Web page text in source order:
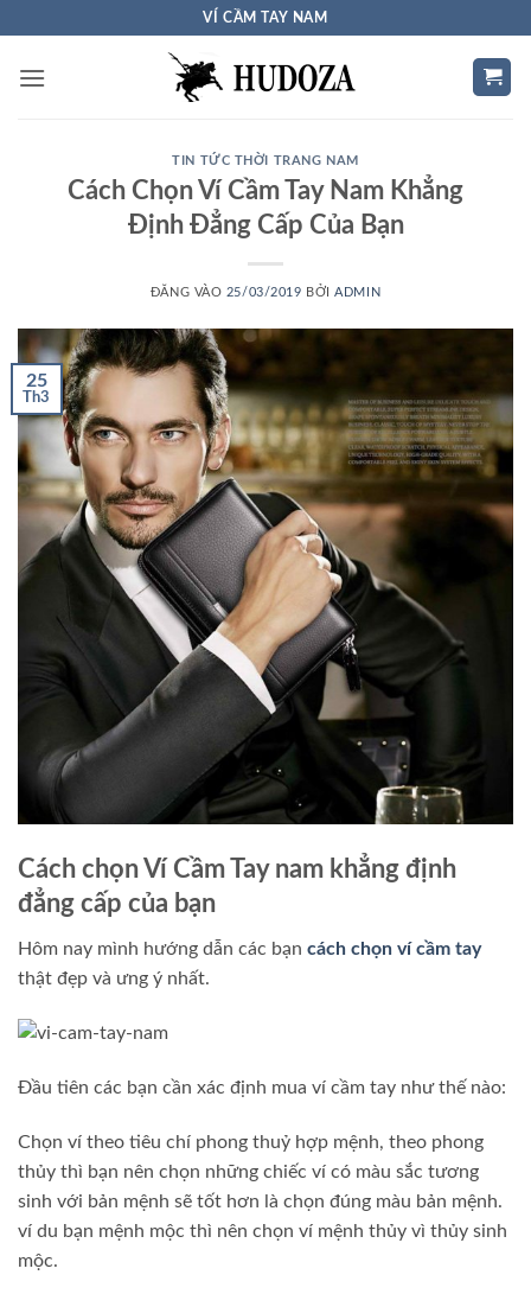
nội
VÍ CẦM TAY NAM
TIN TỨC THỜI TRANG NAM
Cách Chọn Ví Cầm Tay Nam Khẳng
Định Đẳng Cấp Của Bạn
ĐĂNG VÀO 25/03/2019 BỞIADMIN
25
Th3
Cách chọn Ví Cầm Tay nam khẳng định
đẳng cấp của bạn
Hôm nay mình hướng dẫn các bạn cách chọn ví cầm tay
thật đẹp và ưng ý nhất.
Đầu tiên các bạn cần xác định mua ví cầm tay như thế nào:
Chọn ví theo tiêu chí phong thuỷ hợp mệnh, theo phong
thủy thì bạn nên chọn những chiếc ví có màu sắc tương
sinh với bản mệnh sẽ tốt hơn là chọn đúng màu bản mệnh.
ví du bạn mệnh mộc thì nên chọn ví mệnh thủy vì thủy sinh
mộc.